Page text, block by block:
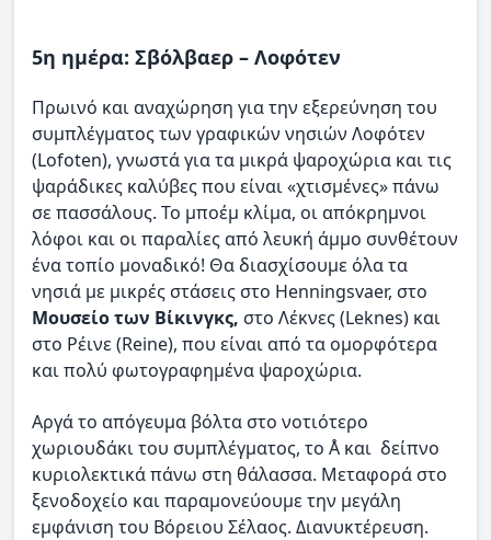
5η ημέρα: Σβόλβαερ – Λοφότεν
Πρωινό και αναχώρηση για την εξερεύνηση του
συμπλέγματος των γραφικών νησιών Λοφότεν
(Lofoten), γνωστά για τα μικρά ψαροχώρια και τις
ψαράδικες καλύβες που είναι «χτισμένες» πάνω
σε πασσάλους. Το μποέμ κλίμα, οι απόκρημνοι
λόφοι και οι παραλίες από λευκή άμμο συνθέτουν
ένα τοπίο μοναδικό! Θα διασχίσουμε όλα τα
νησιά με μικρές στάσεις στο Henningsvaer, στο
Μουσείο των Βίκινγκς, στο Λέκνες (Leknes) και
στο Ρέινε (Reine), που είναι από τα ομορφότερα
και πολύ φωτογραφημένα ψαροχώρια.
Αργά το απόγευμα βόλτα στο νοτιότερο
χωριουδάκι του συμπλέγματος, το Å και δείπνο
κυριολεκτικά πάνω στη θάλασσα. Μεταφορά στο
ξενοδοχείο και παραμονεύουμε την μεγάλη
εμφάνιση του Βόρειου Σέλαος. Διανυκτέρευση.